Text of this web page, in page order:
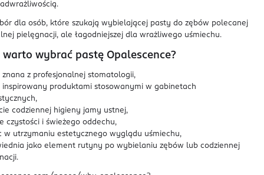
dla osób, które szukają wybielającej pasty do zębów polecanej
pielęgnacji, ale łagodniejszej dla wrażliwego uśmiechu.
warto wybrać pastę Opalescence?
znana z profesjonalnej stomatologii,
inspirowany produktami stosowanymi w gabinetach
codziennej higieny jamy ustnej,
czystości i świeżego oddechu,
w utrzymaniu estetycznego wyglądu uśmiechu,
jako element rutyny po wybielaniu zębów lub codziennej